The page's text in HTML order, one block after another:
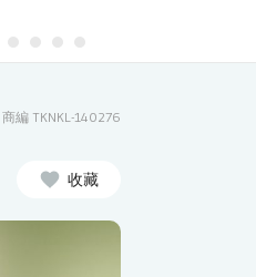
商編 TKNKL-140276
收藏